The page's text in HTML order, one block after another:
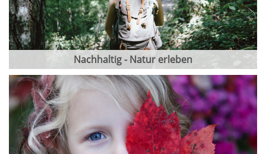
Nachhaltig - Natur erleben